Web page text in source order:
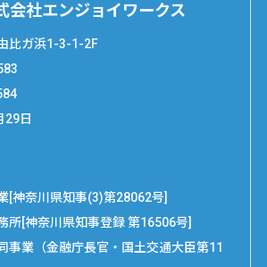
会社エンジョイワークス
比ガ浜1-3-1-2F
29日
[神奈川県知事(3)第28062号]
所[神奈川県知事登録 第16506号]
事業（金融庁長官・国土交通大臣第11